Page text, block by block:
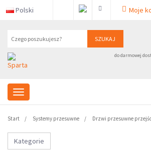
Polski Moje
SZUKAJ
do darmowej
Start Systemy przesuwne Drzwi przesuwne
Kategorie